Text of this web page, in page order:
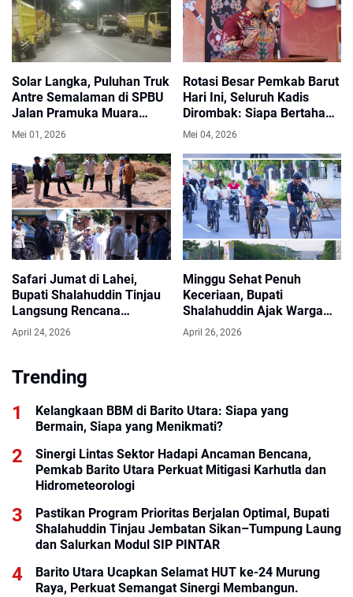
Solar Langka, Puluhan Truk
Antre Semalaman di SPBU
Jalan Pramuka Muara
Teweh
Mei 01, 2026
Rotasi Besar Pemkab Barut
Hari Ini, Seluruh Kadis
Dirombak: Siapa Bertahan
di Kursinya?
Mei 04, 2026
Safari Jumat di Lahei,
Bupati Shalahuddin Tinjau
Langsung Rencana
Pembangunan
Infrastruktur.
April 24, 2026
Minggu Sehat Penuh
Keceriaan, Bupati
Shalahuddin Ajak Warga
Gowes dan Senam
Bersama
April 26, 2026
Trending
Kelangkaan BBM di Barito Utara: Siapa yang
Bermain, Siapa yang Menikmati?
Sinergi Lintas Sektor Hadapi Ancaman Bencana,
Pemkab Barito Utara Perkuat Mitigasi Karhutla dan
Hidrometeorologi
Pastikan Program Prioritas Berjalan Optimal, Bupati
Shalahuddin Tinjau Jembatan Sikan–Tumpung Laung
dan Salurkan Modul SIP PINTAR
Barito Utara Ucapkan Selamat HUT ke-24 Murung
Raya, Perkuat Semangat Sinergi Membangun.